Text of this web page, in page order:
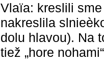
Vlaïa: kreslili
nakreslila
dolu hlavou). Na
tiež „hore